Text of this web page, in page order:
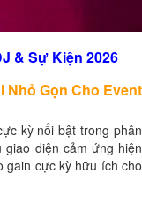
& Sự Kiện 2026
Nhỏ Gọn Cho Event
kỳ nổi bật trong phân
diện cảm ứng hiện
gain cực kỳ hữu ích cho